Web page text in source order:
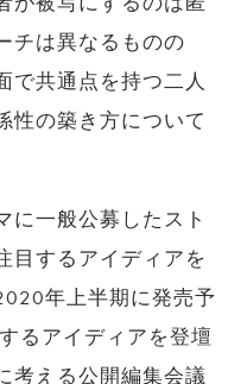
チは異なるものの
で共通点を持つ二人
性の築き方について
に一般公募したスト
目するアイディアを
年上半期に発売予
るアイディアを登壇
考える公開編集会議